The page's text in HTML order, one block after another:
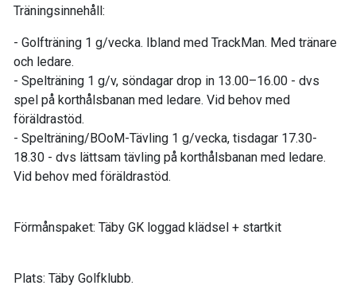
Träningsinnehåll:
- Golfträning 1 g/vecka. Ibland med TrackMan. Med tränare
och ledare.
- Spelträning 1 g/v, söndagar drop in 13.00–16.00 - dvs
spel på korthålsbanan med ledare. Vid behov med
föräldrastöd.
- Spelträning/BOoM-Tävling 1 g/vecka, tisdagar 17.30-
18.30 - dvs lättsam tävling på korthålsbanan med ledare.
Vid behov med föräldrastöd.
Förmånspaket: Täby GK loggad klädsel + startkit
Plats: Täby Golfklubb.